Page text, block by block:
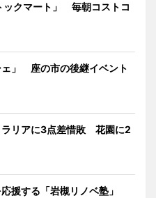
ックマート」 毎朝コストコ
」 座の市の後継イベント
ラリアに3点差惜敗 花園に2
援する「岩槻リノベ塾」